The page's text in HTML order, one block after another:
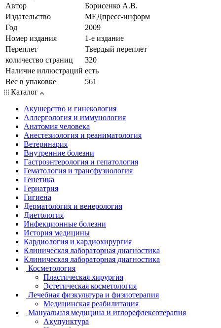
Автор
Борисенко А.В.
Издательство
МЕДпресс-информ
Год
2009
Номер издания
1-е издание
Переплет
Твердый переплет
количество страниц
320
Наличие иллюстраций есть
Вес в упаковке
561
Каталог
Акушерство и гинекология
Аллергология и иммунология
Анатомия человека
Анестезиология и реаниматология
Ветеринария
Внутренние болезни
Гастроэнтерология и гепатология
Гематология и трансфузиология
Генетика
Гериатрия
Гигиена
Дерматология и венерология
Диетология
Инфекционные болезни
История медицины
Кардиология и кардиохирургия
Клиническая лабораторная диагностика
Клиническая лабораторная диагностика
Косметология
Пластическая хирургия
Эстетическая косметология
Лечебная физкультура и физиотерапия
Медицинская реабилитация
Мануальная медицина и иглорефлексотерапия
Акупунктура